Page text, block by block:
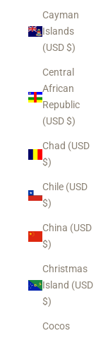
Cayman
Islands
(USD $)
Central
African
Republic
(USD $)
Chad (USD
$)
Chile (USD
$)
China (USD
$)
Christmas
Island (USD
$)
Cocos